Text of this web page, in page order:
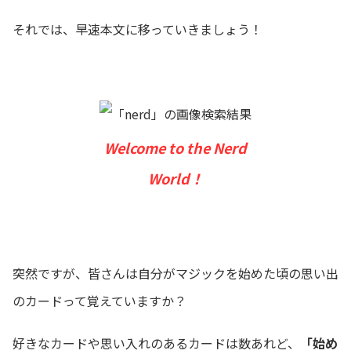
それでは、早速本文に移っていきましょう！
Welcome to the Nerd
World！
突然ですが、皆さんは自分がマジックを始めた頃の思い出
のカードって覚えていますか？
好きなカードや思い入れのあるカードは数あれど、
「始め